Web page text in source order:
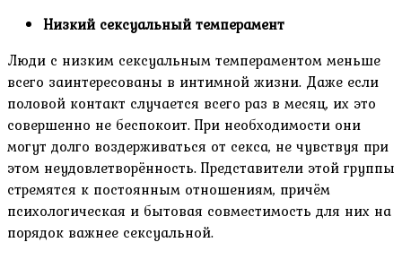
Низкий сексуальный темперамент
Люди с низким сексуальным темпераментом меньше
всего заинтересованы в интимной жизни. Даже если
половой контакт случается всего раз в месяц, их это
совершенно не беспокоит. При необходимости они
могут долго воздерживаться от секса, не чувствуя при
этом неудовлетворённость. Представители этой группы
стремятся к постоянным отношениям, причём
психологическая и бытовая совместимость для них на
порядок важнее сексуальной.